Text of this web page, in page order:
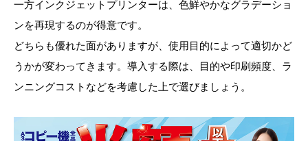
一方インクジェットプリンターは、色鮮やかなグラデーショ
ンを再現するのが得意です。
どちらも優れた面がありますが、使用目的によって適切かど
うかが変わってきます。導入する際は、目的や印刷頻度、ラ
ンニングコストなどを考慮した上で選びましょう。